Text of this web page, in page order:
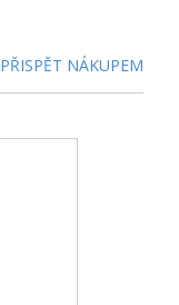
PŘISPĚT NÁKUPEM